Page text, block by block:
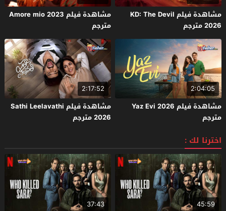
مشاهدة فيلم KD: The Devil
2026 مترجم
مشاهدة فيلم Amore mio 2023
مترجم
2:04:05
مشاهدة فيلم Yaz Evi 2026
مترجم
2:17:52
مشاهدة فيلم Sathi Leelavathi
2026 مترجم
اخترنا لك :
45:59
37:43